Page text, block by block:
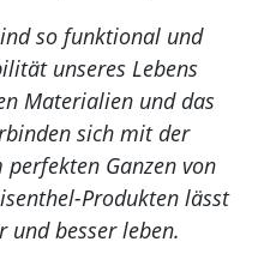
so funktional und
unseres Lebens
Materialien und das
sich mit der
Ganzen von
Produkten lässt
und besser leben.